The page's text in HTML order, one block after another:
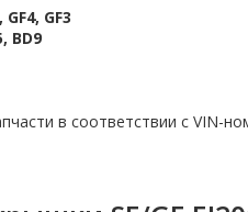
GF3
BD9
в соответствии с VIN-